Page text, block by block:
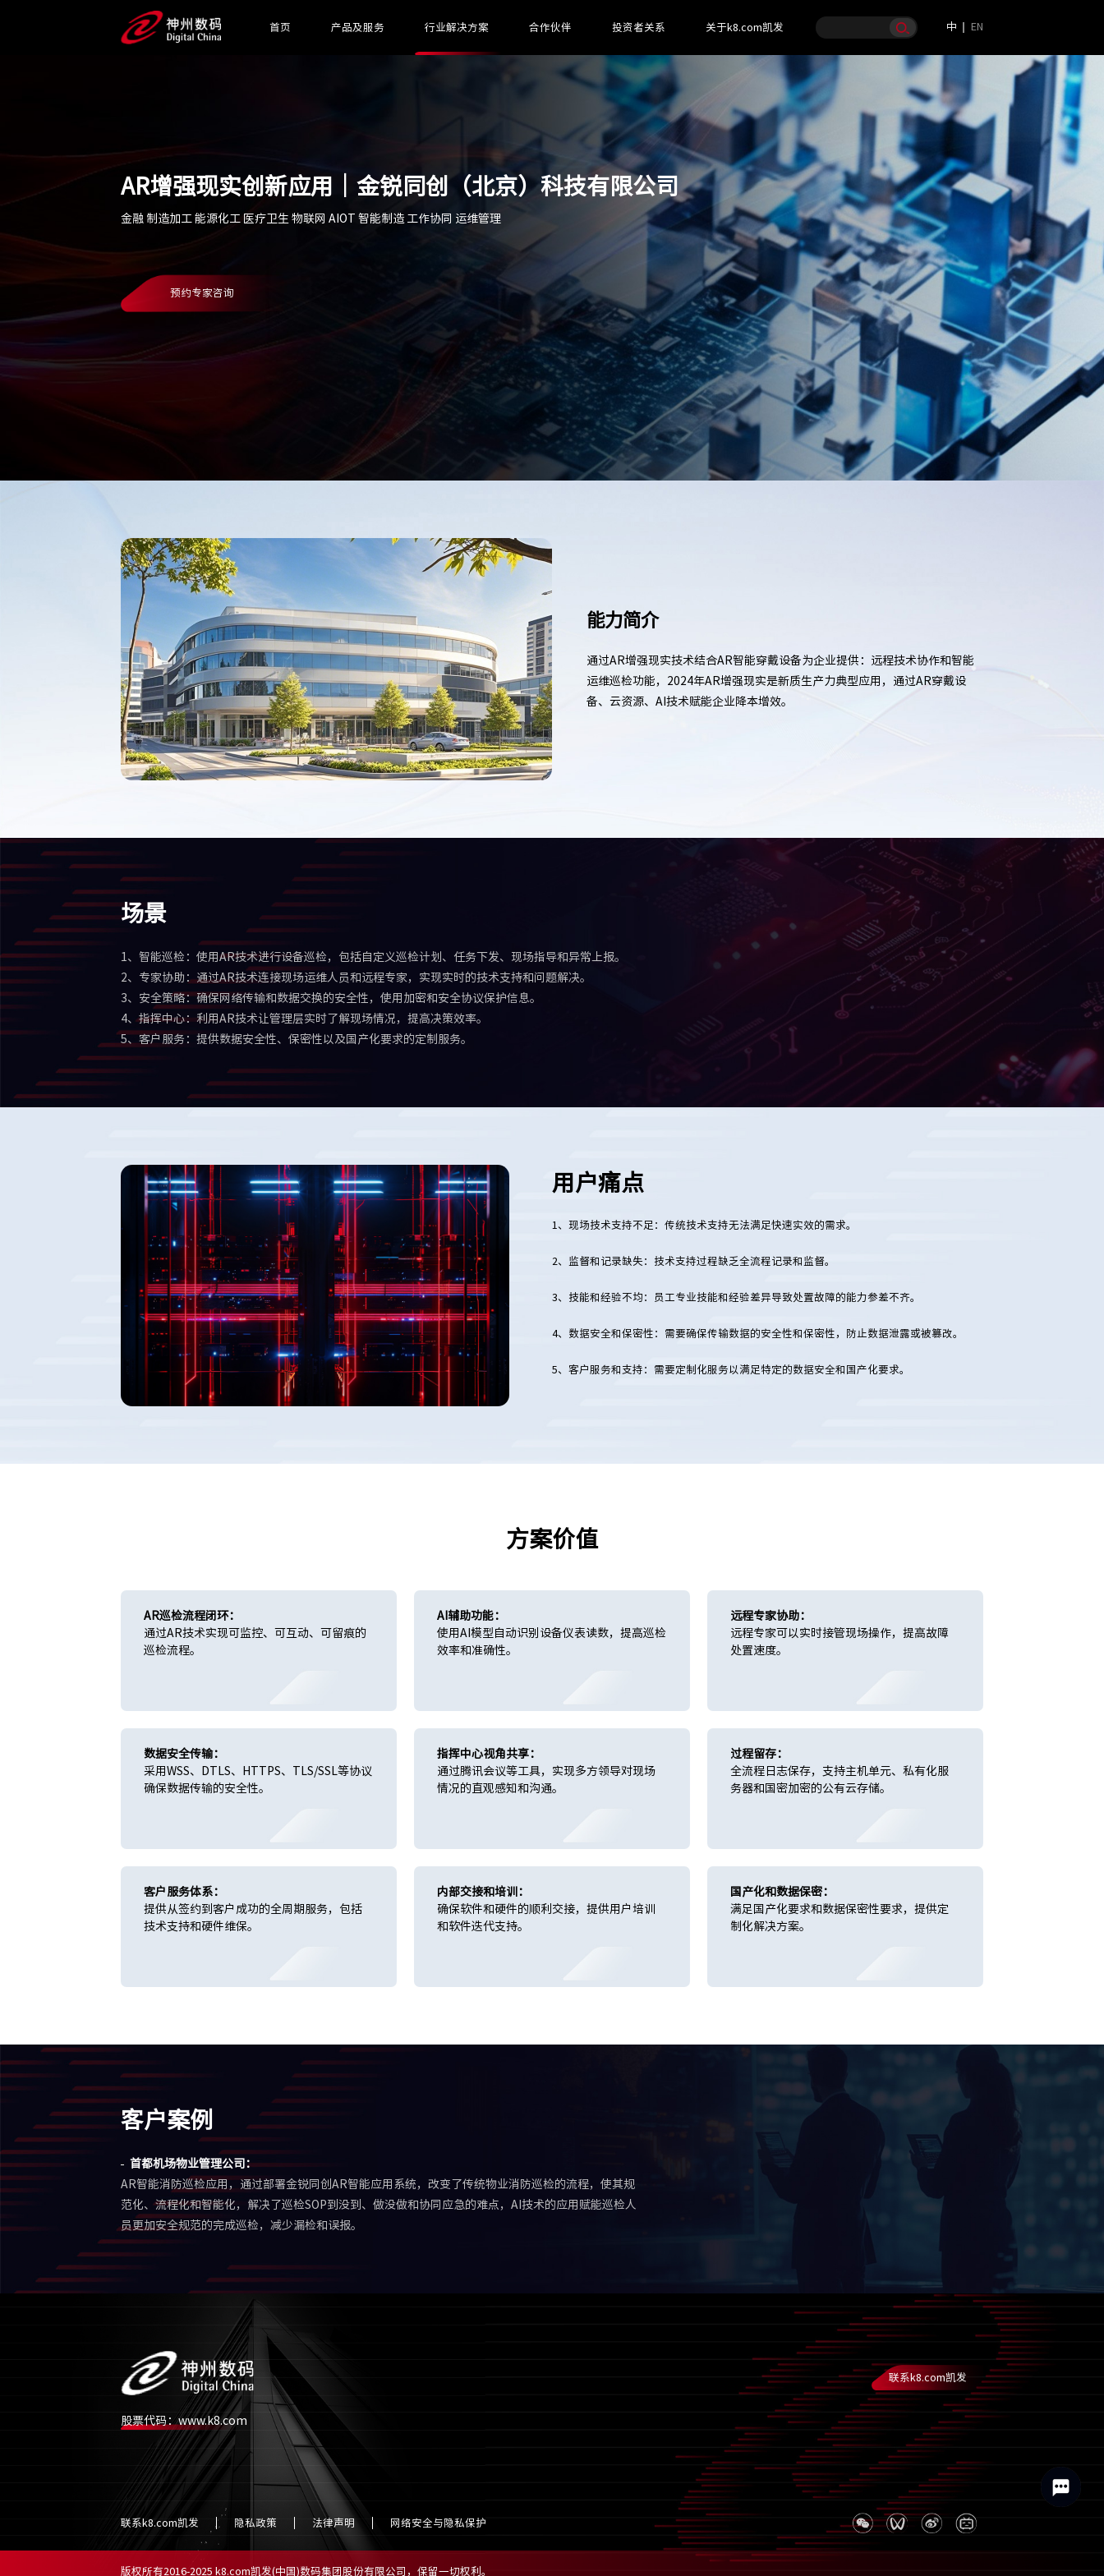
首页 产品及服务 行业解决方案 合作伙伴 投资者关系 关于k8.com凯发 中 EN
AR增强现实创新应用｜金锐同创（北京）科技有限公司
金融 制造加工 能源化工 医疗卫生 物联网 AIOT 智能制造 工作协同 运维管理
预约专家咨询
能力简介
通过AR增强现实技术结合AR智能穿戴设备为企业提供：远程技术协作和智能
运维巡检功能，2024年AR增强现实是新质生产力典型应用，通过AR穿戴设
备、云资源、AI技术赋能企业降本增效。
场景
1、智能巡检：使用AR技术进行设备巡检，包括自定义巡检计划、任务下发、现场指导和异常上报。
2、专家协助：通过AR技术连接现场运维人员和远程专家，实现实时的技术支持和问题解决。
3、安全策略：确保网络传输和数据交换的安全性，使用加密和安全协议保护信息。
4、指挥中心：利用AR技术让管理层实时了解现场情况，提高决策效率。
5、客户服务：提供数据安全性、保密性以及国产化要求的定制服务。
用户痛点
1、现场技术支持不足：传统技术支持无法满足快速实效的需求。
2、监督和记录缺失：技术支持过程缺乏全流程记录和监督。
3、技能和经验不均：员工专业技能和经验差异导致处置故障的能力参差不齐。
4、数据安全和保密性：需要确保传输数据的安全性和保密性，防止数据泄露或被篡改。
5、客户服务和支持：需要定制化服务以满足特定的数据安全和国产化要求。
方案价值
AR巡检流程闭环：
通过AR技术实现可监控、可互动、可留痕的
巡检流程。
AI辅助功能：
使用AI模型自动识别设备仪表读数，提高巡检
效率和准确性。
远程专家协助：
远程专家可以实时接管现场操作，提高故障
处置速度。
数据安全传输：
采用WSS、DTLS、HTTPS、TLS/SSL等协议
确保数据传输的安全性。
指挥中心视角共享：
通过腾讯会议等工具，实现多方领导对现场
情况的直观感知和沟通。
过程留存：
全流程日志保存，支持主机单元、私有化服
务器和国密加密的公有云存储。
客户服务体系：
提供从签约到客户成功的全周期服务，包括
技术支持和硬件维保。
内部交接和培训：
确保软件和硬件的顺利交接，提供用户培训
和软件迭代支持。
国产化和数据保密：
满足国产化要求和数据保密性要求，提供定
制化解决方案。
客户案例
首都机场物业管理公司：
AR智能消防巡检应用，通过部署金锐同创AR智能应用系统，改变了传统物业消防巡检的流程，使其规
范化、流程化和智能化，解决了巡检SOP到没到、做没做和协同应急的难点，AI技术的应用赋能巡检人
员更加安全规范的完成巡检，减少漏检和误报。
股票代码：www.k8.com
联系k8.com凯发
联系k8.com凯发 隐私政策 法律声明 网络安全与隐私保护
版权所有2016-2025 k8.com凯发(中国)数码集团股份有限公司，保留一切权利。